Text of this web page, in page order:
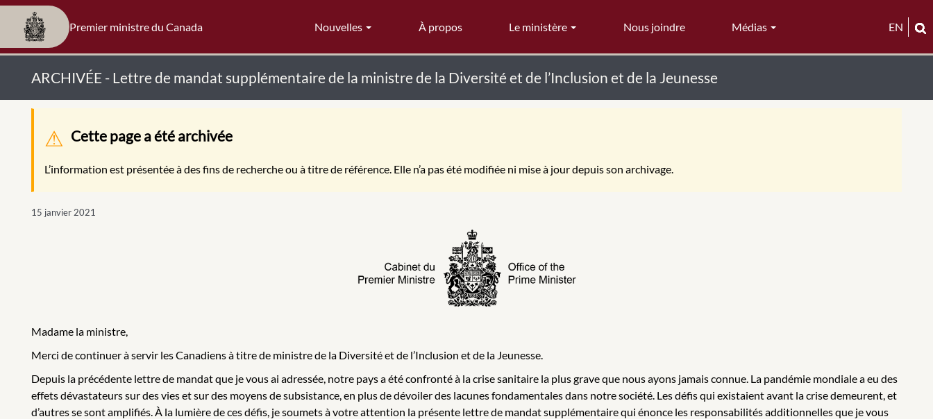
Premier ministre du Canada Nouvelles À propos Le ministère Nous joindre Médias EN
ARCHIVÉE - Lettre de mandat supplémentaire de la ministre de la Diversité et de l’Inclusion et de la Jeunesse
Message d'avertissement
Cette page a été archivée
L’information est présentée à des fins de recherche ou à titre de référence. Elle n’a pas été modifiée ni mise à jour depuis son archivage.
15 janvier 2021
Madame la ministre,
Merci de continuer à servir les Canadiens à titre de ministre de la Diversité et de l’Inclusion et de la Jeunesse.
Depuis la précédente lettre de mandat que je vous ai adressée, notre pays a été confronté à la crise sanitaire la plus grave que nous ayons jamais connue. La pandémie mondiale a eu des
effets dévastateurs sur des vies et sur des moyens de subsistance, en plus de dévoiler des lacunes fondamentales dans notre société. Les défis qui existaient avant la crise demeurent, et
d’autres se sont amplifiés. À la lumière de ces défis, je soumets à votre attention la présente lettre de mandat supplémentaire qui énonce les responsabilités additionnelles que je vous